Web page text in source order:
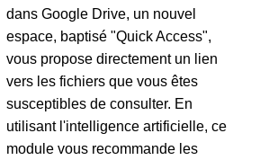
dans Google Drive, un nouvel
espace, baptisé "Quick Access",
vous propose directement un lien
vers les fichiers que vous êtes
susceptibles de consulter. En
utilisant l'intelligence artificielle, ce
module vous recommande les